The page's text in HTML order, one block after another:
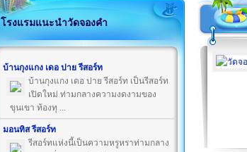
โรงแรมแนะนำวัดจองคํา
บ้านกุงแกง เดอ ปาย รีสอร์ท
บ้านกุงแกง เดอ ปาย รีสอร์ท เป็นรีสอร์ท
เปิดใหม่ ท่ามกลางความงดงามของ
ขุนเขา ท้องทุ ...
มอนทิส รีสอร์ท
รีสอร์ทแห่งนี้เป็นความหรูหราท่ามกลาง